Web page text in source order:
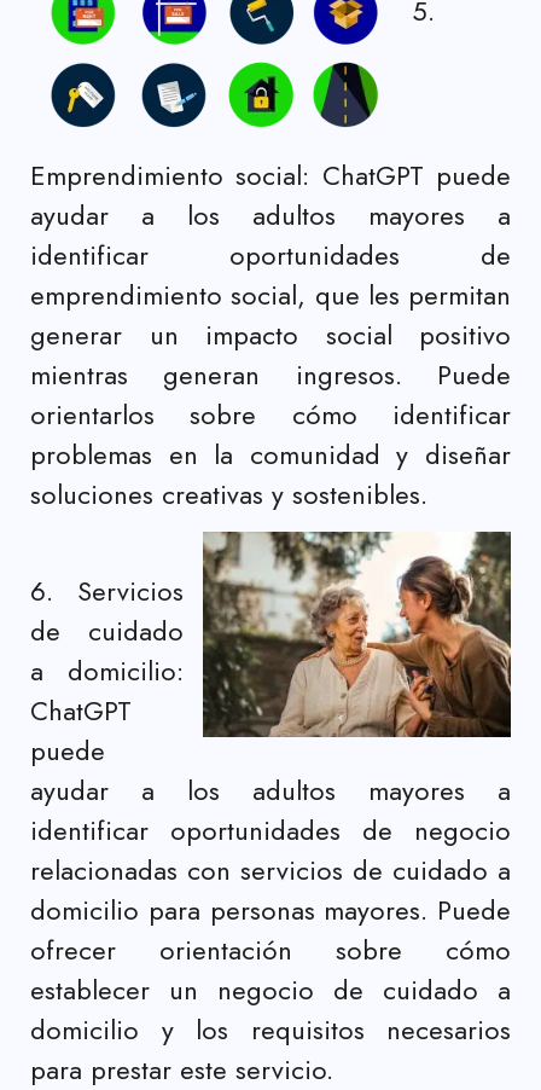
5.
Emprendimiento social: ChatGPT puede
ayudar a los adultos mayores a
identificar oportunidades de
emprendimiento social, que les permitan
generar un impacto social positivo
mientras generan ingresos. Puede
orientarlos sobre cómo identificar
problemas en la comunidad y diseñar
soluciones creativas y sostenibles.
6. Servicios
de cuidado
a domicilio:
ChatGPT
puede
ayudar a los adultos mayores a
identificar oportunidades de negocio
relacionadas con servicios de cuidado a
domicilio para personas mayores. Puede
ofrecer orientación sobre cómo
establecer un negocio de cuidado a
domicilio y los requisitos necesarios
para prestar este servicio.